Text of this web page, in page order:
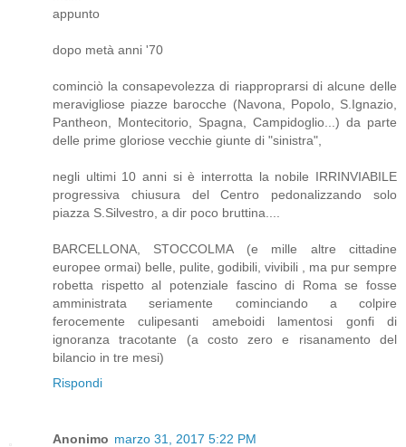
appunto
dopo metà anni '70
cominciò la consapevolezza di riapproprarsi di alcune delle
meravigliose piazze barocche (Navona, Popolo, S.Ignazio,
Pantheon, Montecitorio, Spagna, Campidoglio...) da parte
delle prime gloriose vecchie giunte di "sinistra",
negli ultimi 10 anni si è interrotta la nobile IRRINVIABILE
progressiva chiusura del Centro pedonalizzando solo
piazza S.Silvestro, a dir poco bruttina....
BARCELLONA, STOCCOLMA (e mille altre cittadine
europee ormai) belle, pulite, godibili, vivibili , ma pur sempre
robetta rispetto al potenziale fascino di Roma se fosse
amministrata seriamente cominciando a colpire
ferocemente culipesanti ameboidi lamentosi gonfi di
ignoranza tracotante (a costo zero e risanamento del
bilancio in tre mesi)
Rispondi
Anonimo marzo 31, 2017 5:22 PM